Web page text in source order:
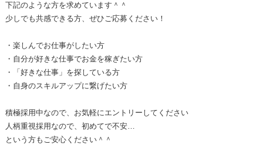
下記のような方を求めています＾＾
少しでも共感できる方、ぜひご応募ください！
・楽しんでお仕事がしたい方
・自分が好きな仕事でお金を稼ぎたい方
・「好きな仕事」を探している方
・自身のスキルアップに繋げたい方
積極採用中なので、お気軽にエントリーしてください
人柄重視採用なので、初めてで不安…
という方もご安心ください＾＾